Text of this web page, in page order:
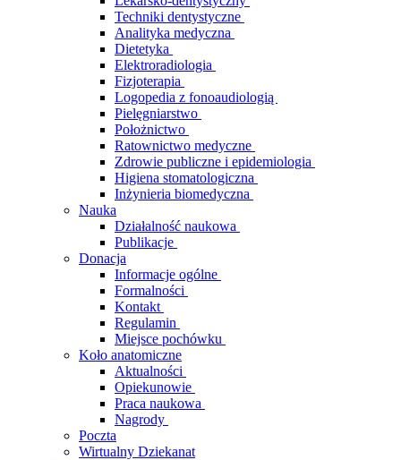
Techniki dentystyczne
Analityka medyczna
Dietetyka
Elektroradiologia
Fizjoterapia
Logopedia z fonoaudiologią
Pielęgniarstwo
Położnictwo
Ratownictwo medyczne
Zdrowie publiczne i epidemiologia
Higiena stomatologiczna
Inżynieria biomedyczna
Nauka
Działalność naukowa
Publikacje
Donacja
Informacje ogólne
Formalności
Kontakt
Regulamin
Miejsce pochówku
Koło anatomiczne
Aktualności
Opiekunowie
Praca naukowa
Nagrody
Poczta
Wirtualny Dziekanat